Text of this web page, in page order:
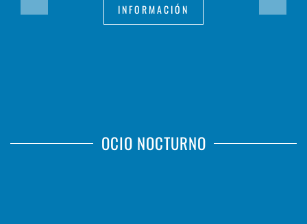
INFORMACIÓN
OCIO NOCTURNO